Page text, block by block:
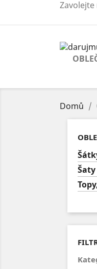
Zavolejte
Domů
Šaty